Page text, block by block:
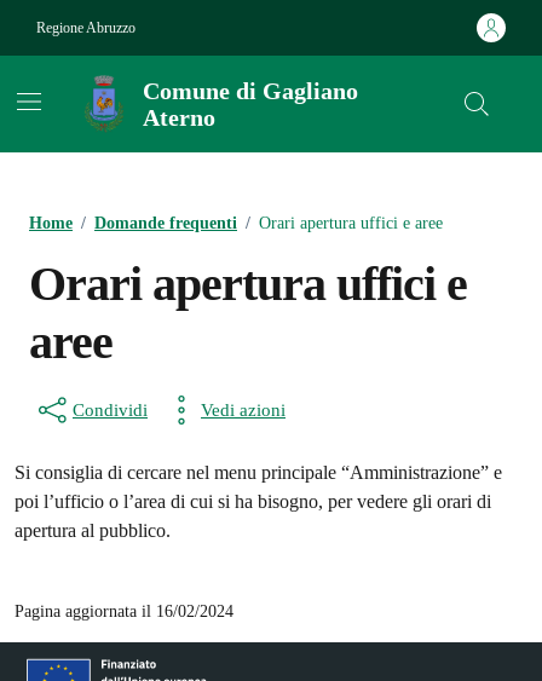
Regione Abruzzo
Comune di Gagliano
Aterno
Home / Domande frequenti / Orari apertura uffici e aree
Orari apertura uffici e
aree
Condividi Vedi azioni
Si consiglia di cercare nel menu principale “Amministrazione” e
poi l’ufficio o l’area di cui si ha bisogno, per vedere gli orari di
apertura al pubblico.
Pagina aggiornata il 16/02/2024